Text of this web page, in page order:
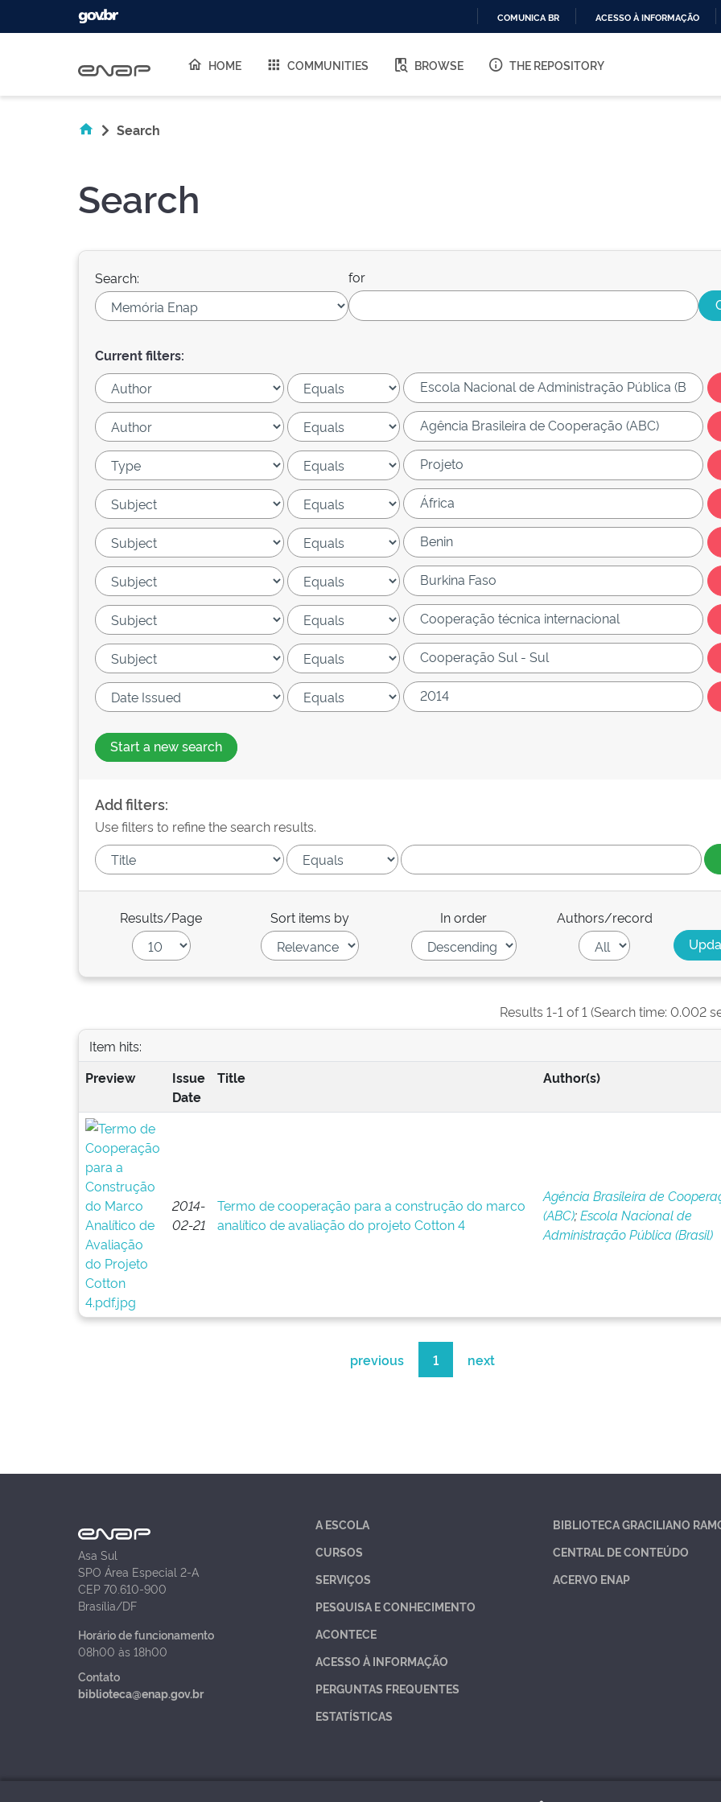
O
COMUNICA BR ACESSO À INFORMAÇÃO
HOME COMMUNITIES BROWSE THE REPOSITORY
Search
Search
Search: for
Current filters:
Start a new search
Add filters:
Use filters to refine the search results.
Results/Page Sort items by In order Authors/record
Results 1-1 of 1 (Search time: 0.002
Item hits:
Preview
Issue
Date
Title Author(s)
2014-
02-21
Termo de cooperação para a construção do marco
analítico de avaliação do projeto Cotton 4
Agência Brasileira de
(ABC);Escola Nacional de
Administração Pública (Brasil)
previous 1 next
Asa Sul
SPO Área Especial 2-A
CEP 70.610-900
Brasília/DF
Horário de funcionamento
08h00 às 18h00
Contato
biblioteca@enap.gov.br
A ESCOLA
CURSOS
SERVIÇOS
PESQUISA E CONHECIMENTO
ACONTECE
ACESSO À INFORMAÇÃO
PERGUNTAS FREQUENTES
ESTATÍSTICAS
BIBLIOTECA GRACILIANO
CENTRAL DE CONTEÚDO
ACERVO ENAP